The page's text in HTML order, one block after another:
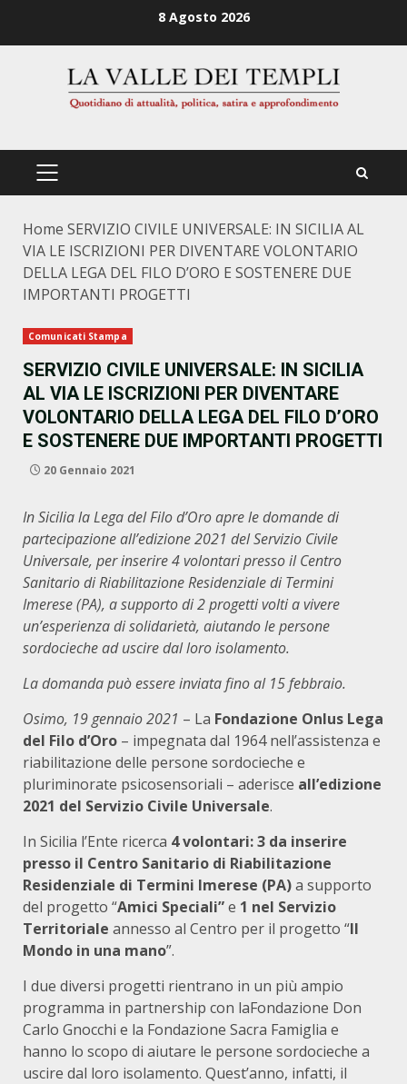
8 Agosto 2026
PRIMÄRES
Home SERVIZIO CIVILE UNIVERSALE: IN SICILIA AL
VIA LE ISCRIZIONI PER DIVENTARE VOLONTARIO
DELLA LEGA DEL FILO D’ORO E SOSTENERE DUE
IMPORTANTI PROGETTI
Comunicati Stampa
SERVIZIO CIVILE UNIVERSALE: IN SICILIA
AL VIA LE ISCRIZIONI PER DIVENTARE
VOLONTARIO DELLA LEGA DEL FILO D’ORO
E SOSTENERE DUE IMPORTANTI PROGETTI
20 Gennaio 2021
In Sicilia la Lega del Filo d’Oro apre le domande di
partecipazione all’edizione 2021 del Servizio Civile
Universale, per inserire 4 volontari presso il Centro
Sanitario di Riabilitazione Residenziale di Termini
Imerese (PA), a supporto di 2 progetti volti avivere
un’esperienza di solidarietà, aiutando le persone
sordocieche ad uscire dal loro isolamento.
La domanda può essere inviata fino al 15 febbraio.
Osimo, 19 gennaio 2021 – La Fondazione Onlus Lega
del Filo d’Oro – impegnata dal 1964 nell’assistenza e
riabilitazione delle persone sordocieche e
pluriminorate psicosensoriali – aderisce all’edizione
2021 del Servizio Civile Universale.
In Sicilia l’Ente ricerca 4 volontari: 3 da inserire
presso il Centro Sanitario di Riabilitazione
Residenziale di Termini Imerese (PA)a supporto
del progetto “Amici Speciali”e 1 nel Servizio
Territoriale annesso al Centro per il progetto “Il
Mondo in una mano”.
I due diversi progetti rientrano in un più ampio
programma in partnership con laFondazione Don
Carlo Gnocchi e la Fondazione Sacra Famiglia e
hanno lo scopo di aiutare le persone sordocieche a
uscire dal loro isolamento. Quest’anno, infatti, il